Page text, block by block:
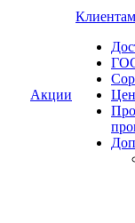
Акции
Клиентам